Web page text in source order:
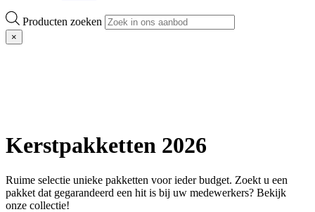
Producten zoeken
×
Kerstpakketten 2026
Ruime selectie unieke pakketten voor ieder budget. Zoekt u een
pakket dat gegarandeerd een hit is bij uw medewerkers? Bekijk
onze collectie!